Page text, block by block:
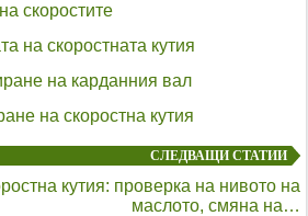
скоростите
на скоростната кутия
на карданния вал
на скоростна кутия
СЛЕДВАЩИ СТАТИИ
кутия: проверка на нивото на
маслото, смяна на…